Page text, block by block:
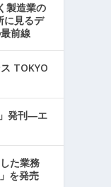
製造業の
に見るデ
前線
TOKYO
発刊―エ
た業務
を発売